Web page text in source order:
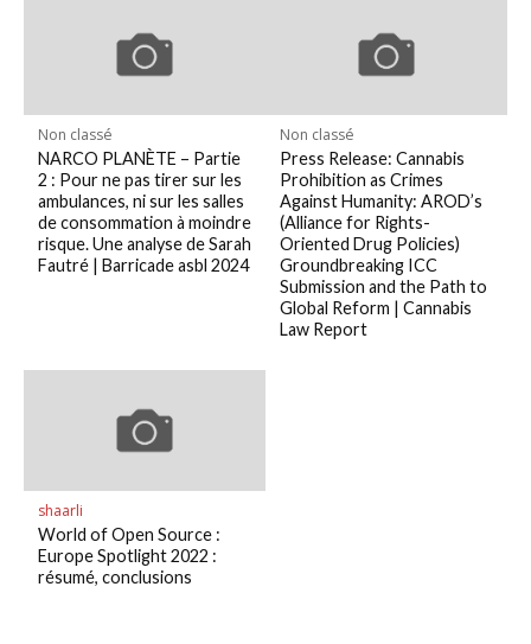
Non classé
NARCO PLANÈTE – Partie
2 : Pour ne pas tirer sur les
ambulances, ni sur les salles
de consommation à moindre
risque. Une analyse de Sarah
Fautré | Barricade asbl 2024
Non classé
Press Release: Cannabis
Prohibition as Crimes
Against Humanity: AROD’s
(Alliance for Rights-
Oriented Drug Policies)
Groundbreaking ICC
Submission and the Path to
Global Reform | Cannabis
Law Report
shaarli
World of Open Source :
Europe Spotlight 2022 :
résumé, conclusions